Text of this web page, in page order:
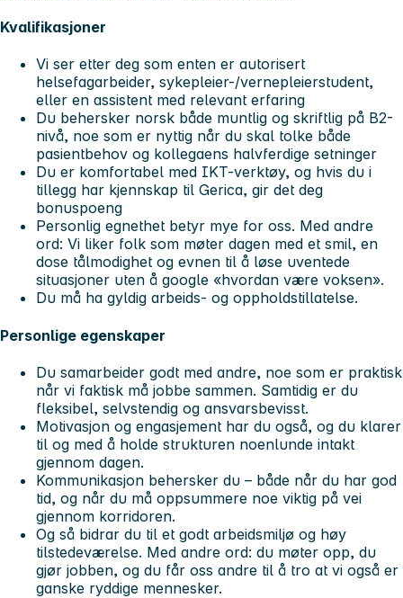
Kvalifikasjoner
Vi ser etter deg som enten er autorisert
helsefagarbeider, sykepleier-/vernepleierstudent,
eller en assistent med relevant erfaring
Du behersker norsk både muntlig og skriftlig på B2-
nivå, noe som er nyttig når du skal tolke både
pasientbehov og kollegaens halvferdige setninger
Du er komfortabel med IKT-verktøy, og hvis du i
tillegg har kjennskap til Gerica, gir det deg
bonuspoeng
Personlig egnethet betyr mye for oss. Med andre
ord: Vi liker folk som møter dagen med et smil, en
dose tålmodighet og evnen til å løse uventede
situasjoner uten å google «hvordan være voksen».
Du må ha gyldig arbeids- og oppholdstillatelse.
Personlige egenskaper
Du samarbeider godt med andre, noe som er praktisk
når vi faktisk må jobbe sammen. Samtidig er du
fleksibel, selvstendig og ansvarsbevisst.
Motivasjon og engasjement har du også, og du klarer
til og med å holde strukturen noenlunde intakt
gjennom dagen.
Kommunikasjon behersker du – både når du har god
tid, og når du må oppsummere noe viktig på vei
gjennom korridoren.
Og så bidrar du til et godt arbeidsmiljø og høy
tilstedeværelse. Med andre ord: du møter opp, du
gjør jobben, og du får oss andre til å tro at vi også er
ganske ryddige mennesker.